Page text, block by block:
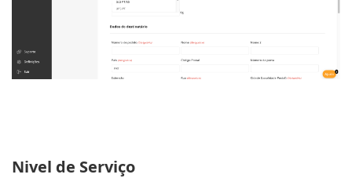
Nivel de Serviço